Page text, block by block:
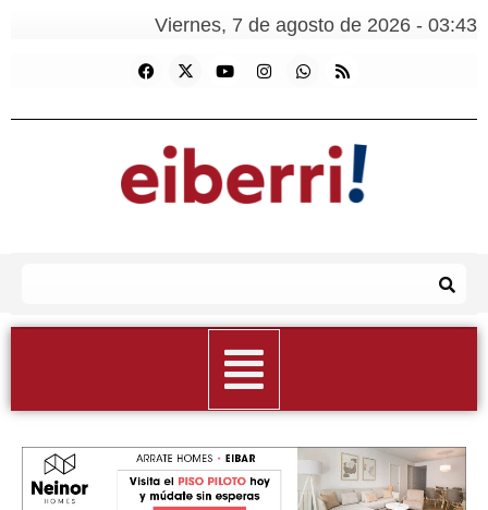
Viernes, 7 de agosto de 2026 - 03:43